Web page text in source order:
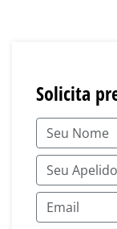
Solicita